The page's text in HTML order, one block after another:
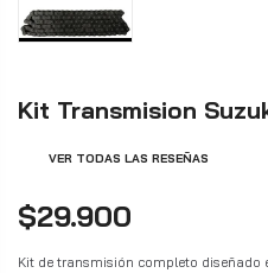
Kit Transmision
VER TODAS LAS RESEÑAS
$29.900
Kit de transmisión completo diseñado